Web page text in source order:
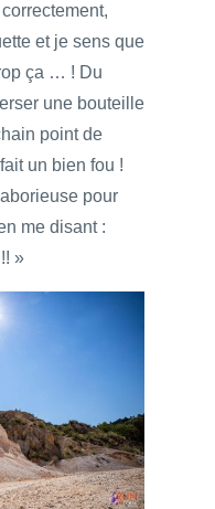
et je sens que
ça … ! Du
une bouteille
point de
un bien fou !
pour
me disant :
»